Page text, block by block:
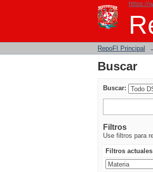
https://
Buscar
RepoFI Principal
Buscar
Buscar:
Filtros
Use filtros para
Filtros